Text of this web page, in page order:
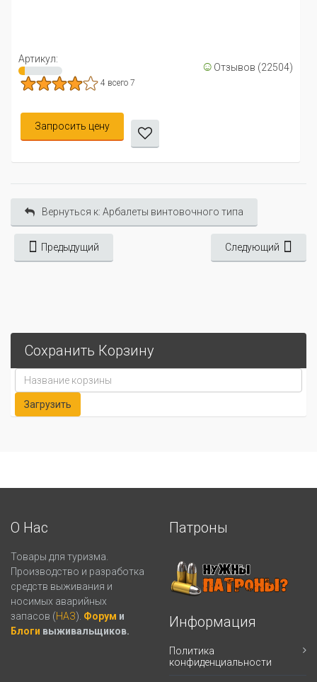
Артикул: ☺ Отзывов (22504)
4 всего 7
Запросить цену
Вернуться к: Арбалеты винтовочного типа
Предыдущий Следующий
Сохранить Корзину
О Нас
Товары для туризма.
Производство и разработка
средств выживания и
носимых аварийных
запасов (НАЗ). Форум и
Блоги выживальщиков.
Патроны
Информация
Политика
конфиденциальности